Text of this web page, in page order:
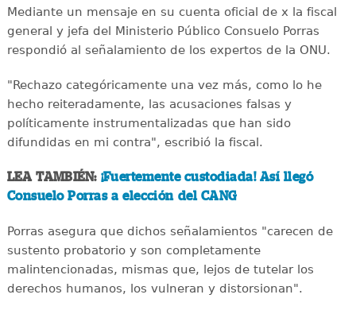
Mediante un mensaje en su cuenta oficial de x la fiscal
general y jefa del Ministerio Público Consuelo Porras
respondió al señalamiento de los expertos de la ONU.
"Rechazo categóricamente una vez más, como lo he
hecho reiteradamente, las acusaciones falsas y
políticamente instrumentalizadas que han sido
difundidas en mi contra", escribió la fiscal.
LEA TAMBIÉN: ¡Fuertemente custodiada! Así llegó
Consuelo Porras a elección del CANG
Porras asegura que dichos señalamientos "carecen de
sustento probatorio y son completamente
malintencionadas, mismas que, lejos de tutelar los
derechos humanos, los vulneran y distorsionan".